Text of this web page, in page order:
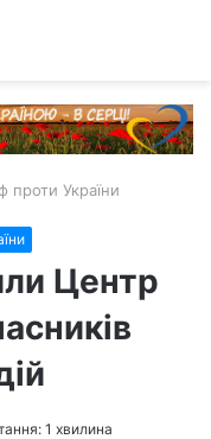
проти України
Центр
1 хвилина